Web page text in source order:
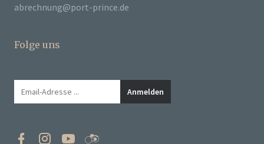
abrechnung@port-prince.de
Folge uns